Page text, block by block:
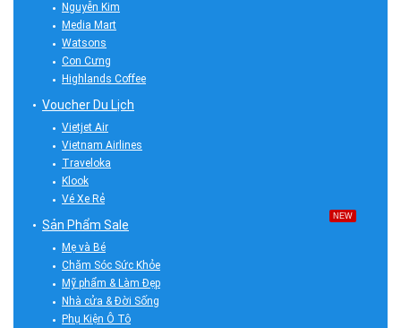
Nguyễn Kim
Media Mart
Watsons
Con Cưng
Highlands Coffee
Voucher Du Lịch
Vietjet Air
Vietnam Airlines
Traveloka
Klook
Vé Xe Rẻ
Sản Phẩm Sale
NEW
Mẹ và Bé
Chăm Sóc Sức Khỏe
Mỹ phẩm & Làm Đẹp
Nhà cửa & Đời Sống
Phụ Kiện Ô Tô